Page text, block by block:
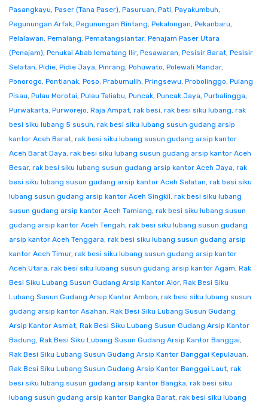
Pasangkayu, Paser (Tana Paser), Pasuruan, Pati, Payakumbuh,
Pegunungan Arfak, Pegunungan Bintang, Pekalongan, Pekanbaru,
Pelalawan, Pemalang, Pematangsiantar, Penajam Paser Utara
(Penajam), Penukal Abab lematang Ilir, Pesawaran, Pesisir Barat, Pesisir
Selatan, Pidie, Pidie Jaya, Pinrang, Pohuwato, Polewali Mandar,
Ponorogo, Pontianak, Poso, Prabumulih, Pringsewu, Probolinggo, Pulang
Pisau, Pulau Morotai, Pulau Taliabu, Puncak, Puncak Jaya, Purbalingga,
Purwakarta, Purworejo, Raja Ampat, rak besi, rak besi siku lubang, rak
besi siku lubang 5 susun, rak besi siku lubang susun gudang arsip
kantor Aceh Barat, rak besi siku lubang susun gudang arsip kantor
Aceh Barat Daya, rak besi siku lubang susun gudang arsip kantor Aceh
Besar, rak besi siku lubang susun gudang arsip kantor Aceh Jaya, rak
besi siku lubang susun gudang arsip kantor Aceh Selatan, rak besi siku
lubang susun gudang arsip kantor Aceh Singkil, rak besi siku lubang
susun gudang arsip kantor Aceh Tamiang, rak besi siku lubang susun
gudang arsip kantor Aceh Tengah, rak besi siku lubang susun gudang
arsip kantor Aceh Tenggara, rak besi siku lubang susun gudang arsip
kantor Aceh Timur, rak besi siku lubang susun gudang arsip kantor
Aceh Utara, rak besi siku lubang susun gudang arsip kantor Agam, Rak
Besi Siku Lubang Susun Gudang Arsip Kantor Alor, Rak Besi Siku
Lubang Susun Gudang Arsip Kantor Ambon, rak besi siku lubang susun
gudang arsip kantor Asahan, Rak Besi Siku Lubang Susun Gudang
Arsip Kantor Asmat, Rak Besi Siku Lubang Susun Gudang Arsip Kantor
Badung, Rak Besi Siku Lubang Susun Gudang Arsip Kantor Banggai,
Rak Besi Siku Lubang Susun Gudang Arsip Kantor Banggai Kepulauan,
Rak Besi Siku Lubang Susun Gudang Arsip Kantor Banggai Laut, rak
besi siku lubang susun gudang arsip kantor Bangka, rak besi siku
lubang susun gudang arsip kantor Bangka Barat, rak besi siku lubang